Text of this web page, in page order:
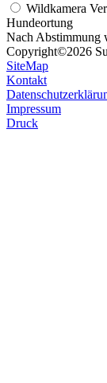
Wildkamera
Hundeortung
Nach Abstimmung
Copyright©2026
SiteMap
Kontakt
Impressum
Druck